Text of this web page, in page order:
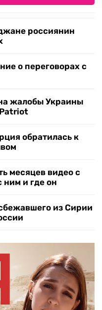
россиянин
о переговорах с
жалобы Украины
обратилась к
месяцев видео с
ним и где он
из Сирии